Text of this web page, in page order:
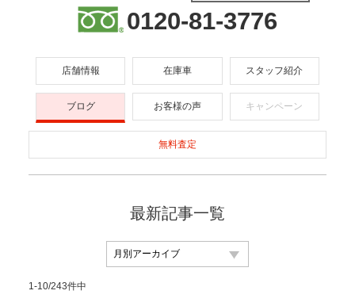
0120-81-3776
店舗情報 在庫車 スタッフ紹介
ブログ お客様の声 キャンペーン
無料査定
最新記事一覧
1-10/243件中